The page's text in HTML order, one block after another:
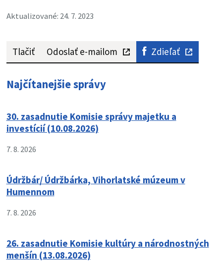
Aktualizované: 24. 7. 2023
Tlačiť Odoslať e-mailom Zdieľať
Najčítanejšie správy
30. zasadnutie Komisie správy majetku a
investícií (10.08.2026)
7. 8. 2026
Údržbár/ Údržbárka, Vihorlatské múzeum v
Humennom
7. 8. 2026
26. zasadnutie Komisie kultúry a národnostných
menšín (13.08.2026)